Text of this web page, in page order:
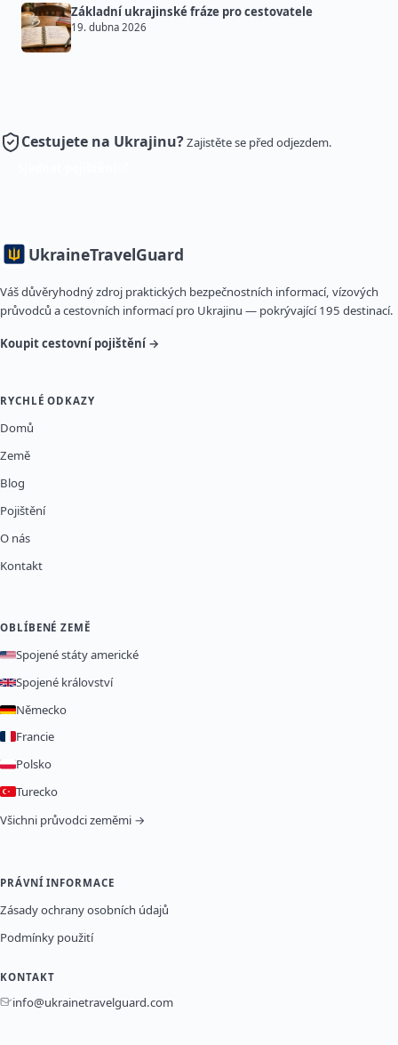
Základní ukrajinské fráze pro cestovatele
19. dubna 2026
Cestujete na Ukrajinu?Zajistěte se před odjezdem.
UkraineTravelGuard
Váš důvěryhodný zdroj praktických bezpečnostních informací, vízových
průvodců a cestovních informací pro Ukrajinu — pokrývající 195 destinací.
Koupit cestovní pojištění →
RYCHLÉ ODKAZY
Domů
Země
Blog
Pojištění
O nás
Kontakt
OBLÍBENÉ ZEMĚ
Spojené státy americké
Spojené království
Německo
Francie
Polsko
Turecko
Všichni průvodci zeměmi →
PRÁVNÍ INFORMACE
Zásady ochrany osobních údajů
Podmínky použití
KONTAKT
info@ukrainetravelguard.com